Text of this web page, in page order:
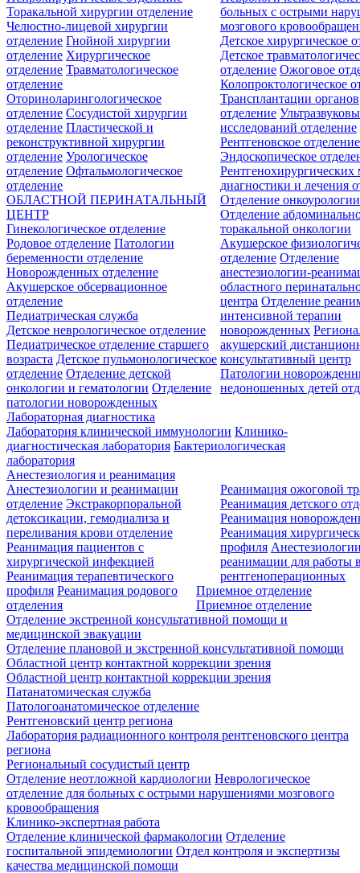
больных с острыми
мозгового
Торакальной хирургии отделение
Челюстно-лицевой хирургии
отделение Гнойной хирургии
отделение Хирургическое
отделение Травматологическое
отделение
Оториноларингологическое
отделение Сосудистой хирургии
отделение Пластической и
реконструктивной хирургии
отделение Урологическое
отделение Офтальмологическое
отделение
Детское хирургическое
Детское
отделение Ожоговое
Колопроктологическое
Трансплантации органов
отделение
исследований отделение
Рентгеновское отделение
Эндоскопическое
Рентгенохирургических
диагностики и лечения
Отделение онкоурологии
Отделение
торакальной онкологии
ОБЛАСТНОЙ ПЕРИНАТАЛЬНЫЙ
ЦЕНТР
Гинекологическое отделение
Родовое отделение Патологии
беременности отделение
Новорожденных отделение
Акушерское обсервационное
отделение
Акушерское
отделение Отделение
анестезиологии-
областного
центра Отделение
интенсивной терапии
новорожденных
акушерский
консультативный центр
Патологии
недоношенных детей
Педиатрическая служба
Детское неврологическое отделение
Педиатрическое отделение старшего
возраста Детское пульмонологическое
отделение Отделение детской
онкологии и гематологии Отделение
патологии новорожденных
Лабораторная диагностика
Лаборатория клинической иммунологии Клинико-
диагностическая лаборатория Бактериологическая
лаборатория
Анестезиология и реанимация
Анестезиологии и реанимации
отделение Экстракорпоральной
детоксикации, гемодиализа и
переливания крови отделение
Реанимация пациентов с
хирургической инфекцией
Реанимация терапевтического
профиля Реанимация родового
отделения
Реанимация ожоговой
Реанимация детского
Реанимация
Реанимация
профиля
реанимации для работы
рентгеноперационных
Приемное отделение
Приемное отделение
Отделение экстренной консультативной помощи и
медицинской эвакуации
Отделение плановой и экстренной консультативной помощи
Областной центр контактной коррекции зрения
Областной центр контактной коррекции зрения
Патанатомическая служба
Патологоанатомическое отделение
Рентгеновский центр региона
Лаборатория радиационного контроля рентгеновского центра
региона
Региональный сосудистый центр
Отделение неотложной кардиологии Неврологическое
отделение для больных с острыми нарушениями мозгового
кровообращения
Клинико-экспертная работа
Отделение клинической фармакологии Отделение
госпитальной эпидемиологии Отдел контроля и экспертизы
качества медицинской помощи